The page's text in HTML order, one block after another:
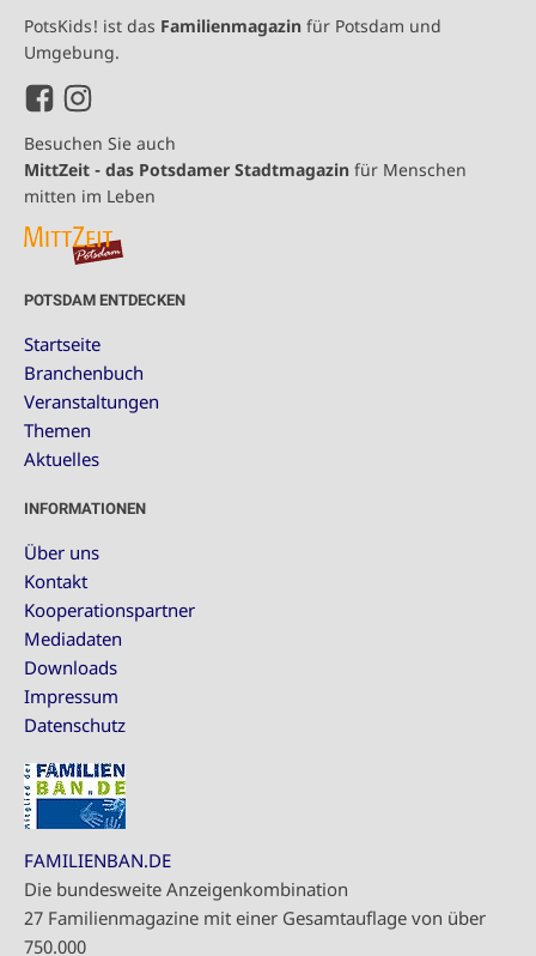
PotsKids! ist das Familienmagazin für Potsdam und
Umgebung.
Besuchen Sie auch
MittZeit - das Potsdamer Stadtmagazin für Menschen
mitten im Leben
POTSDAM ENTDECKEN
Startseite
Branchenbuch
Veranstaltungen
Themen
Aktuelles
INFORMATIONEN
Über uns
Kontakt
Kooperationspartner
Mediadaten
Downloads
Impressum
Datenschutz
FAMILIENBAN.DE
Die bundesweite Anzeigenkombination
27 Familienmagazine mit einer Gesamtauflage von über
750.000